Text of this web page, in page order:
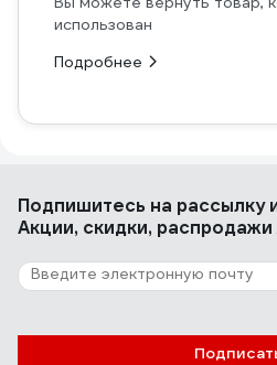
использован
Подробнее
Подпишитесь на рассылку
Акции, скидки,